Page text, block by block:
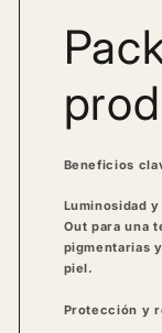
Beneficios
Luminosidad
Out para una
pigmentarias
piel.
Protección y